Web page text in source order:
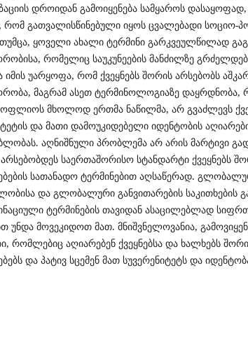
დროიდან გამოიყენება სამყაროს
რომ გათვალისწინებული იყოს ცვალებადი სოციო-
ყოველი ახალი ტერმინი გარკვეულწილად
რომელიც საუკუნეების მანძილზე
იმის უარყოფა, რომ ქვეყნებს შორის არსებობს
მაგრამ ასეთ ტერმინოლოგიაზე დაყრდნობა,
მხოლოდ ერთმა ნაწილმა, არ გვაძლევს
და მათი დამოუკიდებელი იდენტობის
აღნიშნული პრობლემა არ არის მარტივი
საერთაშორისო სტანდარტი ქვეყნებს
სათანადო ტერმინებით აღსაწერად.
და გლობალური განვითარების საკითხების
ტერმინების თავიდან ასაცილებლად
უნდა მოვეკიდოთ მათ. მნიშვნელოვანია,
რომლებიც აღიარებენ ქვეყნებსა და ხალხებს
და პატივ სცემენ მათ სუვერენიტეტს და